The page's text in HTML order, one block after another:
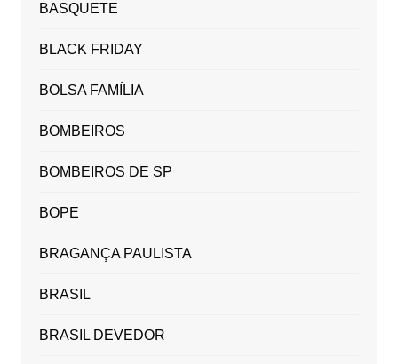
BASQUETE
BLACK FRIDAY
BOLSA FAMÍLIA
BOMBEIROS
BOMBEIROS DE SP
BOPE
BRAGANÇA PAULISTA
BRASIL
BRASIL DEVEDOR